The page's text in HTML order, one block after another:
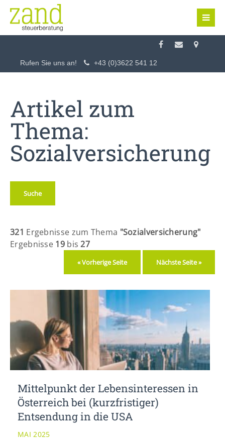
Login
Anmelden
Register|Lost your password?
Support
We offer support for our customers
Mon - Fri 8:00am - 5:00pm
(GMT +1)
Get in touch
Cybersteel Inc.
376-293 City Road, Suite 600
San Francisco, CA 94102
Have any questions?
+44 1234 567 890
Rufen Sie uns an! +43 (0)3622 541 12
Artikel zum
Thema:
Sozialversicherung
Suche
321 Ergebnisse zum Thema "Sozialversicherung"
Ergebnisse 19bis27
« Vorherige Seite Nächste Seite »
Mittelpunkt der Lebensinteressen in
Österreich bei (kurzfristiger)
Entsendung in die USA
MAI 2025